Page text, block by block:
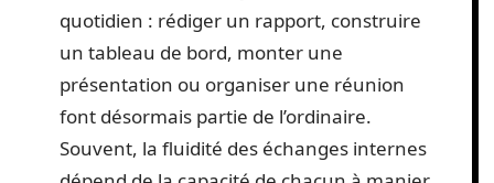
quotidien : rédiger un rapport, construire
un tableau de bord, monter une
présentation ou organiser une réunion
font désormais partie de l’ordinaire.
Souvent, la fluidité des échanges internes